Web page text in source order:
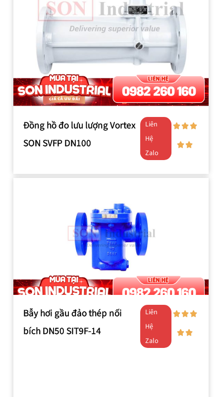
Đồng hồ đo lưu lượng Vortex
SON SVFP DN100
Liên
Hệ
Zalo